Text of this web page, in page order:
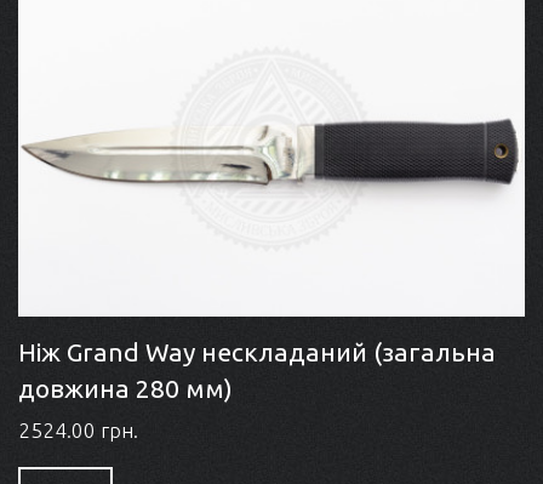
Ніж Grand Way нескладаний (загальна
довжина 280 мм)
2524.00 грн.